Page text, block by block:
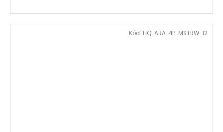
Kód: LIQ-ARA-4P-MSTRW-12